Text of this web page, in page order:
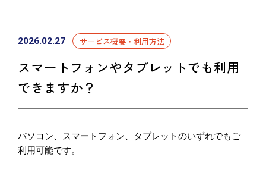
アプリや事例を探す
2026.02.27 サービス概要・利用方法
スマートフォンやタブレットでも利用
できますか？
パソコン、
スマートフォン、タブレットのいずれでもご
利用可能です。